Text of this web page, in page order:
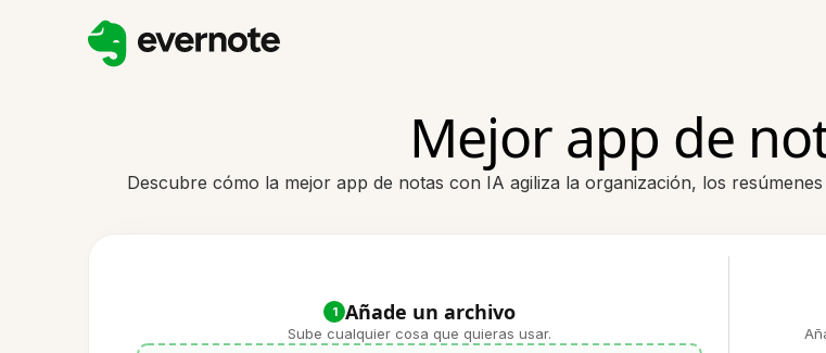
Mejor app de
Descubre cómo la mejor app de notas con IA agiliza la organización, los
1 Añade un archivo
Sube cualquier cosa que quieras usar.